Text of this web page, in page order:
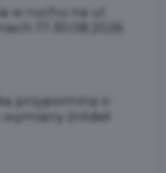
w ruchu na ul.
17-30.08.2026
przypomina o
wymiany źródeł